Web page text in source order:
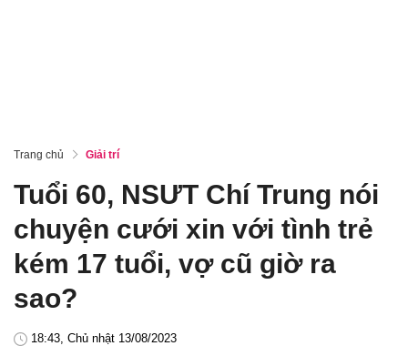
Trang chủ Giải trí
Tuổi 60, NSƯT Chí Trung nói
chuyện cưới xin với tình trẻ
kém 17 tuổi, vợ cũ giờ ra
sao?
18:43, Chủ nhật 13/08/2023